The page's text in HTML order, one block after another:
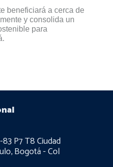
beneficiará a cerca de
y consolida un
para
P7 T8 Ciudad
Bogotá - Col